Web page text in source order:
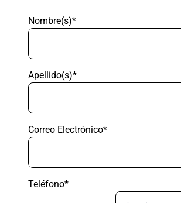
Nombre(s)*
Apellido(s)*
Correo Electrónico*
Teléfono*